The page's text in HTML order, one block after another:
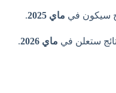
ماي 2025 .
ستعلن في ماي 2026 .